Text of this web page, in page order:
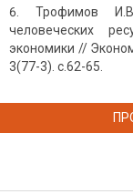
Трофимов
человеческих
экономики //
3(77-3). с.62-65.